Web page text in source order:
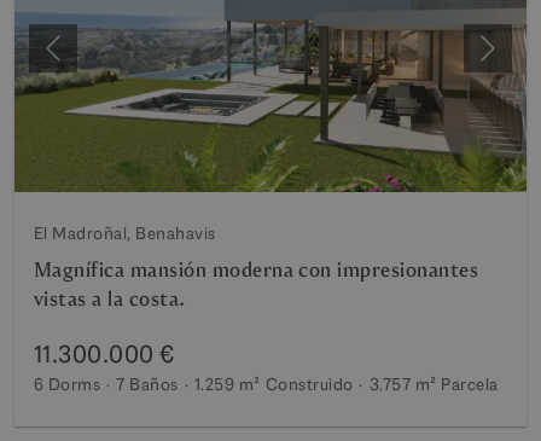
Anterior
El Madroñal, Benahavis
Magnífica mansión moderna con impresionantes
vistas a la costa.
11.300.000 €
6 Dorms 7 Baños 1.259 m² Construido 3.757 m² Parcela